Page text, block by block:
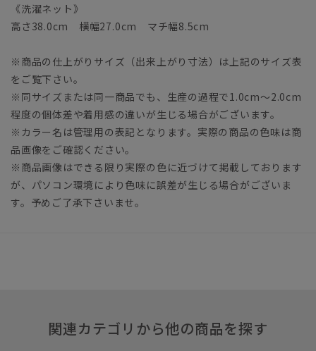
《洗濯ネット》
高さ38.0cm 横幅27.0cm マチ幅8.5cm
※商品の仕上がりサイズ（出来上がり寸法）は上記のサイズ表
をご覧下さい。
※同サイズまたは同一商品でも、生産の過程で1.0cm～2.0cm
程度の個体差や着用感の違いが生じる場合がございます。
※カラー名は管理用の表記となります。実際の商品の色味は商
品画像をご確認ください。
※商品画像はできる限り実際の色に近づけて掲載しております
が、パソコン環境により色味に誤差が生じる場合がございま
す。予めご了承下さいませ。
関連カテゴリから他の商品を探す